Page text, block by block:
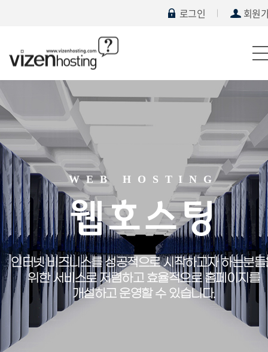
로그인 회원
WEB HOSTING
웹호스팅
인터넷 비즈니스를 성공적으로 시작하고자 하는분들
위한 서비스로저렴하고 효율적으로 홈페이지를
개설하고 운영할 수 있습니다.